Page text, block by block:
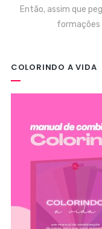
Então, assim que
formações
COLORINDO A VIDA